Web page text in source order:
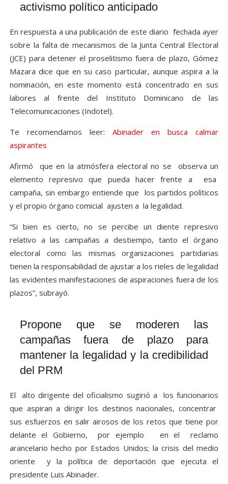
activismo político anticipado
En respuesta a una publicación de este diario fechada ayer
sobre la falta de mecanismos de la Junta Central Electoral
(JCE) para detener el proselitismo fuera de plazo, Gómez
Mazara dice que en su caso particular, aunque aspira a la
nominación, en este momento está concentrado en sus
labores al frente del Instituto Dominicano de las
Telecomunicaciones (Indotel).
Te recomendamos leer: Abinader en busca calmar
aspirantes
Afirmó que en la atmósfera electoral no se observa un
elemento represivo que pueda hacer frente a esa
campaña, sin embargo entiende que los partidos políticos
y el propio órgano comicial ajusten a la legalidad.
“Si bien es cierto, no se percibe un diente represivo
relativo a las campañas a destiempo, tanto el órgano
electoral como las mismas organizaciones partidarias
tienen la responsabilidad de ajustar a los rieles de legalidad
las evidentes manifestaciones de aspiraciones fuera de los
plazos”, subrayó.
Propone que se moderen las
campañas fuera de plazo para
mantener la legalidad y la credibilidad
del PRM
El alto dirigente del oficialismo sugirió a los funcionarios
que aspiran a dirigir los destinos nacionales, concentrar
sus esfuerzos en salir airosos de los retos que tiene por
delante el Gobierno, por ejemplo en el reclamo
arancelario hecho por Estados Unidos; la crisis del medio
oriente y la política de deportación que ejecuta el
presidente Luis Abinader.